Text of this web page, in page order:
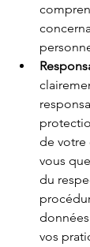
de votre
vous
du
vos